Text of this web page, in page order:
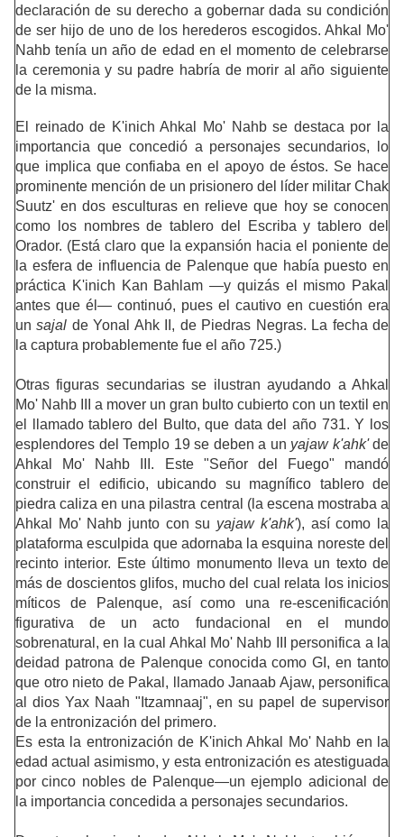
declaración de su derecho a gobernar dada su condición
de ser hijo de uno de los herederos escogidos. Ahkal Mo'
Nahb tenía un año de edad en el momento de celebrarse
la ceremonia y su padre habría de morir al año siguiente
de la misma.
El reinado de K'inich Ahkal Mo' Nahb se destaca por la
importancia que concedió a personajes secundarios, lo
que implica que confiaba en el apoyo de éstos. Se hace
prominente mención de un prisionero del líder militar Chak
Suutz' en dos esculturas en relieve que hoy se conocen
como los nombres de tablero del Escriba y tablero del
Orador. (Está claro que la expansión hacia el poniente de
la esfera de influencia de Palenque que había puesto en
práctica K'inich Kan Bahlam —y quizás el mismo Pakal
antes que él— continuó, pues el cautivo en cuestión era
unsajal de Yonal Ahk II, de Piedras Negras. La fecha de
la captura probablemente fue el año 725.)
Otras figuras secundarias se ilustran ayudando a Ahkal
Mo' Nahb III a mover un gran bulto cubierto con un textil en
el llamado tablero del Bulto, que data del año 731. Y los
esplendores del Templo 19 se deben a un yajaw k'ahk'de
Ahkal Mo' Nahb III. Este "Señor del Fuego" mandó
construir el edificio, ubicando su magnífico tablero de
piedra caliza en una pilastra central (la escena mostraba a
Ahkal Mo' Nahb junto con su yajaw k'ahk'), así como la
plataforma esculpida que adornaba la esquina noreste del
recinto interior. Este último monumento lleva un texto de
más de doscientos glifos, mucho del cual relata los inicios
míticos de Palenque, así como una re-escenificación
figurativa de un acto fundacional en el mundo
sobrenatural, en la cual Ahkal Mo' Nahb III personifica a la
deidad patrona de Palenque conocida como GI, en tanto
que otro nieto de Pakal, llamado Janaab Ajaw, personifica
al dios Yax Naah "Itzamnaaj", en su papel de supervisor
de la entronización del primero.
Es esta la entronización de K'inich Ahkal Mo' Nahb en la
edad actual asimismo, y esta entronización es atestiguada
por cinco nobles de Palenque—un ejemplo adicional de
la importancia concedida a personajes secundarios.